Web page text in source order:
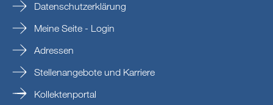
Datenschutzerklärung
Meine Seite - Login
Adressen
Stellenangebote und Karriere
Kollektenportal